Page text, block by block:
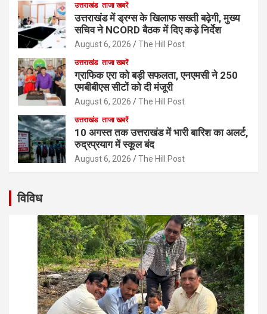
उत्तराखंड ताजा खबरें
उत्तराखंड में ड्रग्स के खिलाफ सख्ती बढ़ेगी, मुख्य
सचिव ने NCORD बैठक में दिए कड़े निर्देश
August 6, 2026 The Hill Post
उत्तराखंड ताजा खबरें
ग्राफिक एरा को बड़ी सफलता, एनएमसी ने 250
एमबीबीएस सीटों को दी मंजूरी
August 6, 2026 The Hill Post
उत्तराखंड ताजा खबरें
10 अगस्त तक उत्तराखंड में भारी बारिश का अलर्ट,
रुद्रप्रयाग में स्कूल बंद
August 6, 2026 The Hill Post
विविध